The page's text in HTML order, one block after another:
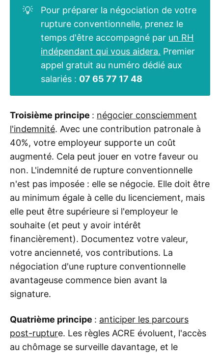
💡
Pour préparer la négociation de votre
rupture conventionnelle, prenez le
temps d'être accompagné par un RH
indépendant qui vous aidera. Premier
appel gratuit au numéro dédié aux
salariés : 07 65 77 17 48
Troisième principe : négocier consciemment
l'indemnité. Avec une contribution patronale à
40%, votre employeur supporte un coût
augmenté. Cela peut jouer en votre faveur ou
non. L'indemnité de rupture conventionnelle
n'est pas imposée : elle se négocie. Elle doit être
au minimum égale à celle du licenciement, mais
elle peut être supérieure si l'employeur le
souhaite (et peut y avoir intérêt
financièrement). Documentez votre valeur,
votre ancienneté, vos contributions. La
négociation d'une rupture conventionnelle
avantageuse commence bien avant la
signature.
Quatrième principe : anticiper les parcours
post-rupture. Les règles ACRE évoluent, l'accès
au chômage se surveille davantage, et le